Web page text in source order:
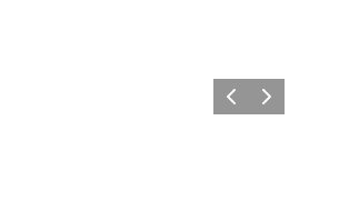
Vorherige Folie
Nächste Folie